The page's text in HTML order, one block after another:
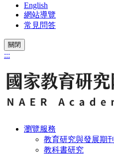
English
網站導覽
常見問答
關閉
:::
瀏覽服務
教育研究與發展期刊
教科書研究